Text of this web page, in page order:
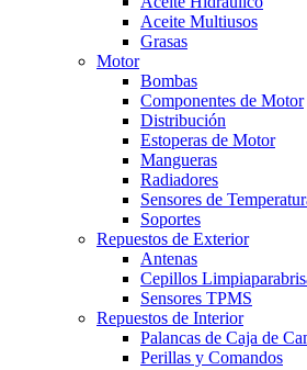
Aceite Multiusos
Grasas
Motor
Bombas
Componentes de Motor
Distribución
Estoperas de Motor
Mangueras
Radiadores
Sensores de
Soportes
Repuestos de Exterior
Antenas
Cepillos
Sensores TPMS
Repuestos de Interior
Palancas de Caja de
Perillas y Comandos